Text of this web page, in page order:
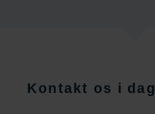
Kontakt os i dag